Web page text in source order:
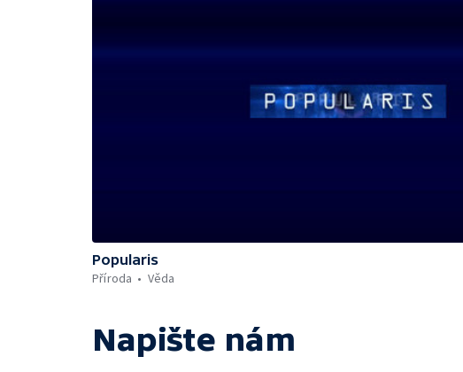
Popularis
Příroda
Věda
Napište nám